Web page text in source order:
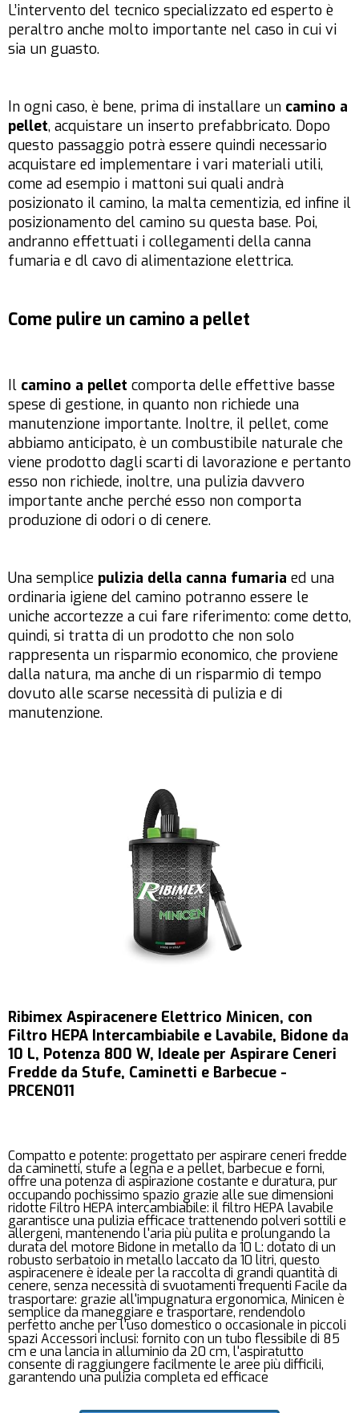
L’intervento del tecnico specializzato ed esperto è
peraltro anche molto importante nel caso in cui vi
sia un guasto.
In ogni caso, è bene, prima di installare un camino a
pellet, acquistare un inserto prefabbricato. Dopo
questo passaggio potrà essere quindi necessario
acquistare ed implementare i vari materiali utili,
come ad esempio i mattoni sui quali andrà
posizionato il camino, la malta cementizia, ed infine il
posizionamento del camino su questa base. Poi,
andranno effettuati i collegamenti della canna
fumaria e dl cavo di alimentazione elettrica.
Come pulire un camino a pellet
Il camino a pellet comporta delle effettive basse
spese di gestione, in quanto non richiede una
manutenzione importante. Inoltre, il pellet, come
abbiamo anticipato, è un combustibile naturale che
viene prodotto dagli scarti di lavorazione e pertanto
esso non richiede, inoltre, una pulizia davvero
importante anche perché esso non comporta
produzione di odori o di cenere.
Una semplice pulizia della canna fumaria ed una
ordinaria igiene del camino potranno essere le
uniche accortezze a cui fare riferimento: come detto,
quindi, si tratta di un prodotto che non solo
rappresenta un risparmio economico, che proviene
dalla natura, ma anche di un risparmio di tempo
dovuto alle scarse necessità di pulizia e di
manutenzione.
Ribimex Aspiracenere Elettrico Minicen, con
Filtro HEPA Intercambiabile e Lavabile, Bidone da
10 L, Potenza 800 W, Ideale per Aspirare Ceneri
Fredde da Stufe, Caminetti e Barbecue -
PRCEN011
Compatto e potente: progettato per aspirare ceneri fredde
da caminetti, stufe a legna e a pellet, barbecue e forni,
offre una potenza di aspirazione costante e duratura, pur
occupando pochissimo spazio grazie alle sue dimensioni
ridotte Filtro HEPA intercambiabile: il filtro HEPA lavabile
garantisce una pulizia efficace trattenendo polveri sottili e
allergeni, mantenendo l'aria più pulita e prolungando la
durata del motore Bidone in metallo da 10 L: dotato di un
robusto serbatoio in metallo laccato da 10 litri, questo
aspiracenere è ideale per la raccolta di grandi quantità di
cenere, senza necessità di svuotamenti frequenti Facile da
trasportare: grazie all'impugnatura ergonomica, Minicen è
semplice da maneggiare e trasportare, rendendolo
perfetto anche per l'uso domestico o occasionale in piccoli
spazi Accessori inclusi: fornito con un tubo flessibile di 85
cm e una lancia in alluminio da 20 cm, l'aspiratutto
consente di raggiungere facilmente le aree più difficili,
garantendo una pulizia completa ed efficace